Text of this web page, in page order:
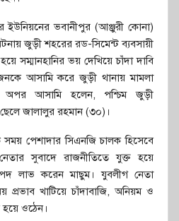
ভবানীপুর (আঞ্জুরী কোনা)
ঘটনায় জুড়ী শহরের রড-সিমেন্ট ব্যবসায়ী
সম্মানহানির ভয় দেখিয়ে চাঁদা দাবি
আসামি করে জুড়ী থানায় মামলা
অপর আসামি হলেন, পশ্চিম জুড়ী
জালালুর রহমান (৩০)।
সময় পেশাদার সিএনজি চালক হিসেবে
সুবাদে রাজনীতিতে যুক্ত হয়ে
লাভ করেন মাছুম। যুবলীগ নেতা
প্রভাব খাটিয়ে চাঁদাবাজি, অনিয়ম ও
হয়ে ওঠেন।